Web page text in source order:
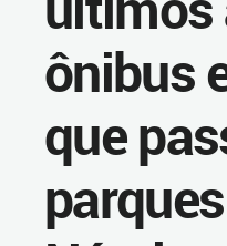
ônibus
que